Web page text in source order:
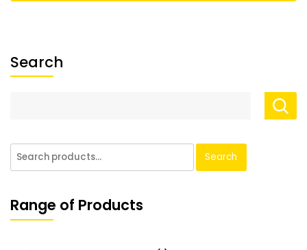
Search
Search
Range of Products